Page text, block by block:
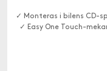
✓ Monteras i bilens CD-
✓ Easy One Touch-